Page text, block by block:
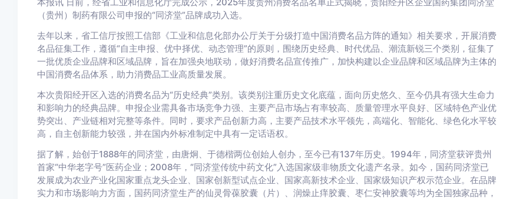
本报讯 日前，经省工业和信息化厅完成公示，2025年度贵州消费名品名单正式揭晓，贵阳经开区企业国药集团同济堂
（贵州）制药有限公司申报的“同济堂”品牌成功入选。
去年以来，省工信厅按照工信部《工业和信息化部办公厅关于分级打造中国消费名品方阵的通知》相关要求，开展消费
名品征集工作，遵循“自主申报、优中择优、动态管理”的原则，围绕历史经典、时代优品、潮流新锐三个类别，征集了
一批优质企业品牌和区域品牌，旨在加强央地联动，做好消费名品宣传推广，加快构建以企业品牌和区域品牌为主体的
中国消费名品体系，助力消费品工业高质量发展。
本次贵阳经开区入选的消费名品为“历史经典”类别。该类别注重历史文化底蕴，面向历史悠久、至今仍具有强大生命力
和影响力的经典品牌。申报企业需具备市场竞争力强、主要产品市场占有率较高、质量管理水平良好、区域特色产业优
势突出、产业链相对完整等条件。同时，要求产品创新力高，主要产品技术水平领先，高端化、智能化、绿色化水平较
高，自主创新能力较强，并在国内外标准制定中具有一定话语权。
据了解，始创于1888年的同济堂，由唐炯、于德楷两位创始人创办，至今已有137年历史。1994年，同济堂获评贵州
首家“中华老字号”医药企业；2008年，“同济堂传统中药文化”入选国家级非物质文化遗产名录。如今，国药同济堂已
发展成为农业产业化国家重点龙头企业、国家创新型试点企业、国家高新技术企业、国家级知识产权示范企业。在品牌
实力和市场影响力方面，国药同济堂生产的仙灵骨葆胶囊（片）、润燥止痒胶囊、枣仁安神胶囊等均为全国独家品种，